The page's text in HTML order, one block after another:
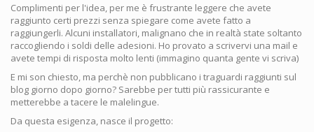
Complimenti per l'idea, per me è frustrante leggere che avete
raggiunto certi prezzi senza spiegare come avete fatto a
raggiungerli. Alcuni installatori, malignano che in realtà state soltanto
raccogliendo i soldi delle adesioni. Ho provato a scrivervi una mail e
avete tempi di risposta molto lenti (immagino quanta gente vi scriva)
E mi son chiesto, ma perchè non pubblicano i traguardi raggiunti sul
blog giorno dopo giorno? Sarebbe per tutti più rassicurante e
metterebbe a tacere le malelingue.
Da questa esigenza, nasce il progetto: